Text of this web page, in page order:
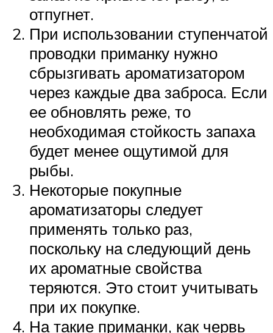
отпугнет.
При использовании ступенчатой
проводки приманку нужно
сбрызгивать ароматизатором
через каждые два заброса. Если
ее обновлять реже, то
необходимая стойкость запаха
будет менее ощутимой для
рыбы.
Некоторые покупные
ароматизаторы следует
применять только раз,
поскольку на следующий день
их ароматные свойства
теряются. Это стоит учитывать
при их покупке.
На такие приманки, как червь